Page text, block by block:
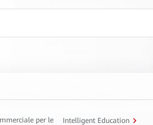
per le
Intelligent Education